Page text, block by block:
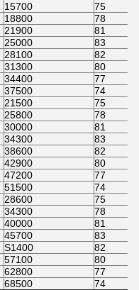
15700
75
18800
78
21900
81
25000
83
28100
82
31300
80
34400
77
37500 74
21500
75
25800
78
30000
81
34300
83
38600
82
42900
80
47200
77
51500 74
28600
75
34300
78
40000
81
45700
83
S1400
82
57100
80
62800
77
68500 74